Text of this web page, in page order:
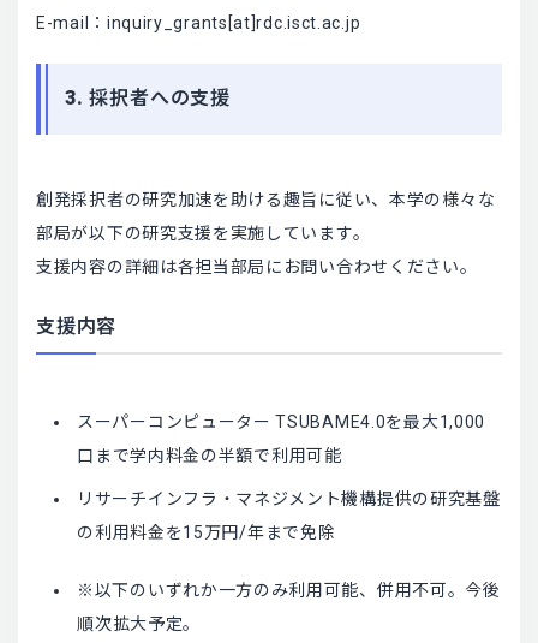
E-mail：inquiry_grants[at]rdc.isct.ac.jp
3. 採択者への支援
創発採択者の研究加速を助ける趣旨に従い、本学の様々な
部局が以下の研究支援を実施しています。
支援内容の詳細は各担当部局にお問い合わせください。
支援内容
スーパーコンピューター TSUBAME4.0を最大1,000
口まで学内料金の半額で利用可能
リサーチインフラ・マネジメント機構提供の研究基盤
の利用料金を15万円/年まで免除
※以下のいずれか一方のみ利用可能、併用不可。今後
順次拡大予定。